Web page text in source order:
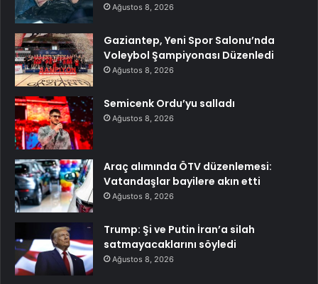
Ağustos 8, 2026
Gaziantep, Yeni Spor Salonu’nda
Voleybol Şampiyonası Düzenledi
Ağustos 8, 2026
Semicenk Ordu’yu salladı
Ağustos 8, 2026
Araç alımında ÖTV düzenlemesi:
Vatandaşlar bayilere akın etti
Ağustos 8, 2026
Trump: Şi ve Putin İran’a silah
satmayacaklarını söyledi
Ağustos 8, 2026